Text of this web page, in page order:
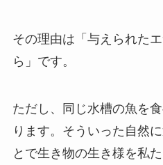
その理由は「与えられた
ら」です。
ただし、同じ水槽の魚を
ります。そういった自然
とで生き物の生き様を私